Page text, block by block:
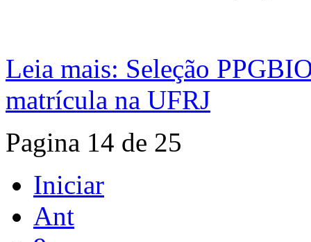
Leia mais: Seleção
matrícula na UFRJ
Pagina 14 de 25
Iniciar
Ant